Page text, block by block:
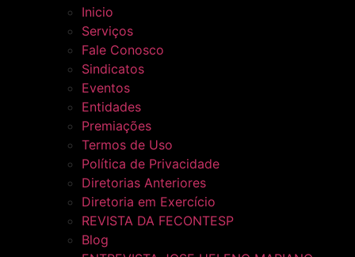
Inicio
Serviços
Fale Conosco
Sindicatos
Eventos
Entidades
Premiações
Termos de Uso
Política de Privacidade
Diretorias Anteriores
Diretoria em Exercício
REVISTA DA FECONTESP
Blog